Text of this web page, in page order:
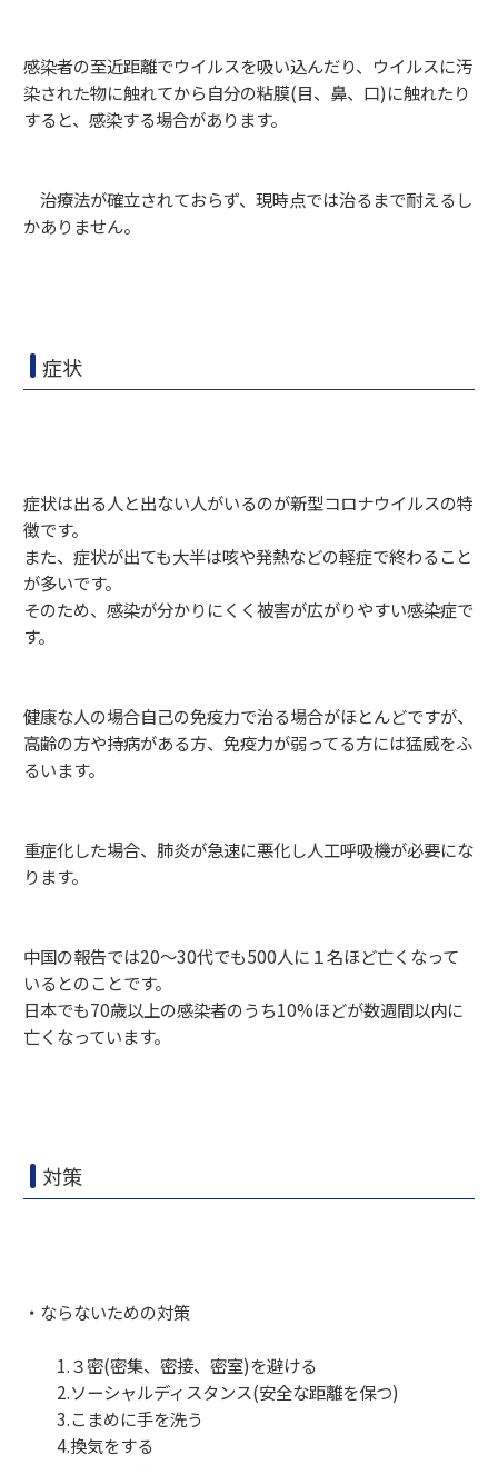
感染者の至近距離でウイルスを吸い込んだり、ウイルスに汚
染された物に触れてから自分の粘膜(目、鼻、口)に触れたり
すると、感染する場合があります。
治療法が確立されておらず、現時点では治るまで耐えるし
かありません。
症状
症状は出る人と出ない人がいるのが新型コロナウイルスの特
徴です。
また、症状が出ても大半は咳や発熱などの軽症で終わること
が多いです。
そのため、感染が分かりにくく被害が広がりやすい感染症で
す。
健康な人の場合自己の免疫力で治る場合がほとんどですが、
高齢の方や持病がある方、免疫力が弱ってる方には猛威をふ
るいます。
重症化した場合、肺炎が急速に悪化し人工呼吸機が必要にな
ります。
中国の報告では20～30代でも500人に１名ほど亡くなって
いるとのことです。
日本でも70歳以上の感染者のうち10%ほどが数週間以内に
亡くなっています。
対策
・ならないための対策
1.３密(密集、密接、密室)を避ける
2.ソーシャルディスタンス(安全な距離を保つ)
3.こまめに手を洗う
4.換気をする